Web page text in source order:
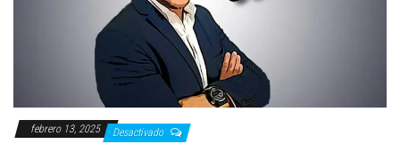
febrero 13, 2025 Desactivado